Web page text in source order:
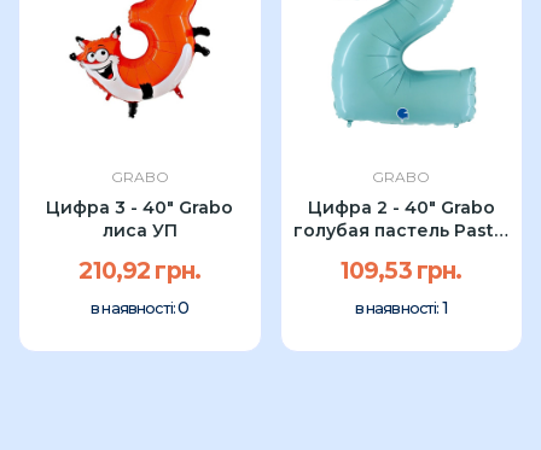
GRABO
Цифра 3 - 40" Grabo
лиса УП
210,92 грн.
в наявності:0
GRABO
Цифра 2 - 40" Grabo
голубая пастель Pastel
109,53 грн.
в наявності: 1